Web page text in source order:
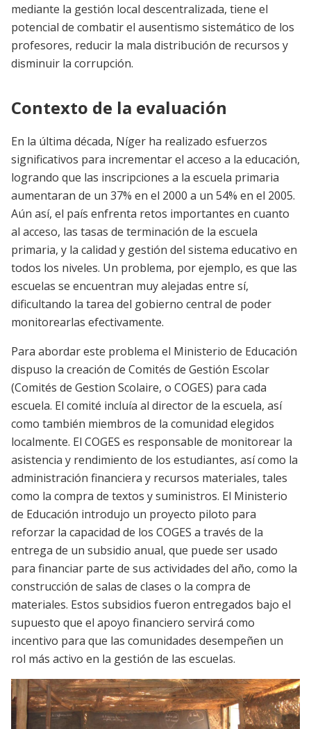
mediante la gestión local descentralizada, tiene el
potencial de combatir el ausentismo sistemático de los
profesores, reducir la mala distribución de recursos y
disminuir la corrupción.
Contexto de la evaluación
En la última década, Níger ha realizado esfuerzos
significativos para incrementar el acceso a la educación,
logrando que las inscripciones a la escuela primaria
aumentaran de un 37% en el 2000 a un 54% en el 2005.
Aún así, el país enfrenta retos importantes en cuanto
al acceso, las tasas de terminación de la escuela
primaria, y la calidad y gestión del sistema educativo en
todos los niveles. Un problema, por ejemplo, es que las
escuelas se encuentran muy alejadas entre sí,
dificultando la tarea del gobierno central de poder
monitorearlas efectivamente.
Para abordar este problema el Ministerio de Educación
dispuso la creación de Comités de Gestión Escolar
(Comités de Gestion Scolaire, o COGES) para cada
escuela. El comité incluía al director de la escuela, así
como también miembros de la comunidad elegidos
localmente. El COGES es responsable de monitorear la
asistencia y rendimiento de los estudiantes, así como la
administración financiera y recursos materiales, tales
como la compra de textos y suministros. El Ministerio
de Educación introdujo un proyecto piloto para
reforzar la capacidad de los COGES a través de la
entrega de un subsidio anual, que puede ser usado
para financiar parte de sus actividades del año, como la
construcción de salas de clases o la compra de
materiales. Estos subsidios fueron entregados bajo el
supuesto que el apoyo financiero servirá como
incentivo para que las comunidades desempeñen un
rol más activo en la gestión de las escuelas.